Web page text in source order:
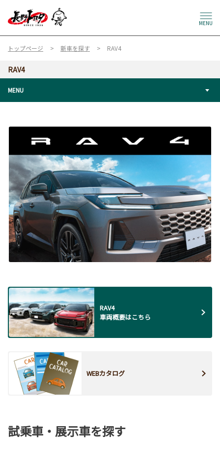
MENU
トップページ 新車を探す RAV4
RAV4
MENU
RAV4
車両概要はこちら
WEBカタログ
試乗車・展示車を探す